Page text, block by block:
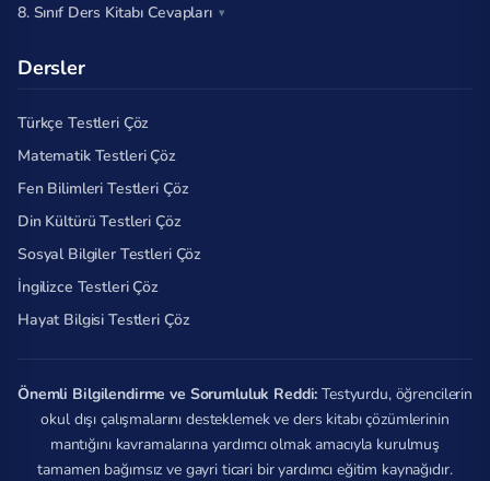
8. Sınıf Ders Kitabı Cevapları
Dersler
Türkçe Testleri Çöz
Matematik Testleri Çöz
Fen Bilimleri Testleri Çöz
Din Kültürü Testleri Çöz
Sosyal Bilgiler Testleri Çöz
İngilizce Testleri Çöz
Hayat Bilgisi Testleri Çöz
Önemli Bilgilendirme ve Sorumluluk Reddi: Testyurdu, öğrencilerin
okul dışı çalışmalarını desteklemek ve ders kitabı çözümlerinin
mantığını kavramalarına yardımcı olmak amacıyla kurulmuş
tamamen bağımsız ve gayri ticari bir yardımcı eğitim kaynağıdır.